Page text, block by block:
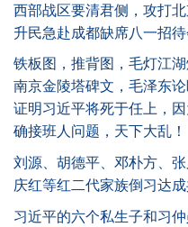
西部战区要清君侧，攻打
升民急赴成都缺席八一招
铁板图，推背图，毛灯江湖
南京金陵塔碑文，毛泽东
证明习近平将死于任上，
确接班人问题，天下大乱！
刘源、胡德平、邓朴方、
庆红等红二代家族倒习达
习近平的六个私生子和习仲